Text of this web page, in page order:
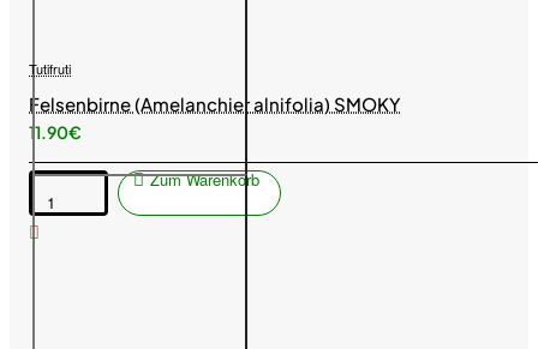
Tutifruti
Felsenbirne (Amelanchier alnifolia) SMOKY
11.90€
Felsenbirne
(Amelanchier
alnifolia)
Zum Warenkorb